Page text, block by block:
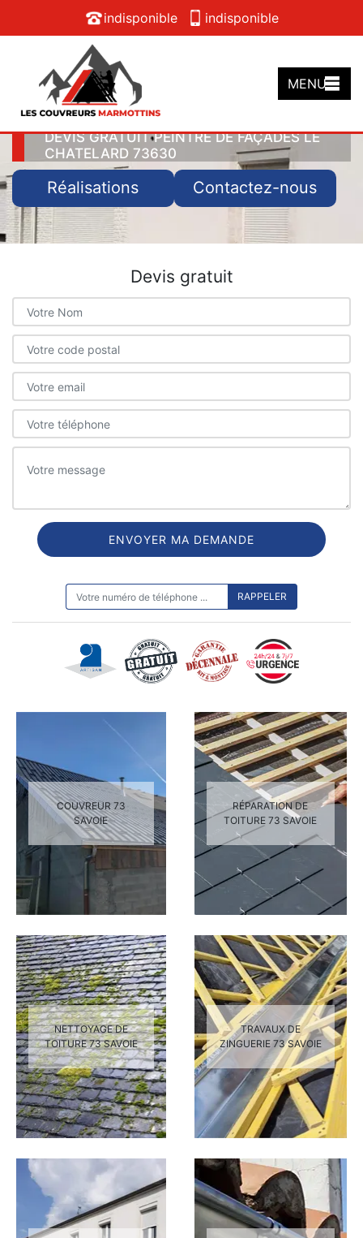
indisponible indisponible
MENU
DEVIS GRATUIT PEINTRE DE FAÇADES LE
CHATELARD 73630
Réalisations Contactez-nous
Devis gratuit
COUVREUR 73
SAVOIE
RÉPARATION DE
TOITURE 73 SAVOIE
NETTOYAGE DE
TOITURE 73 SAVOIE
TRAVAUX DE
ZINGUERIE 73 SAVOIE